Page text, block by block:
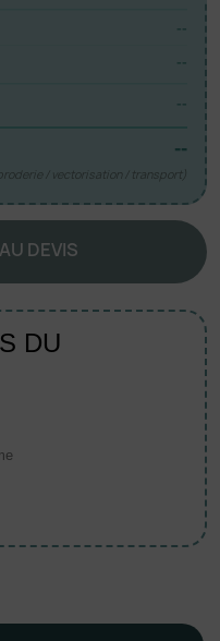
--
--
--
--
/ vectorisation / transport)
DEVIS
DU